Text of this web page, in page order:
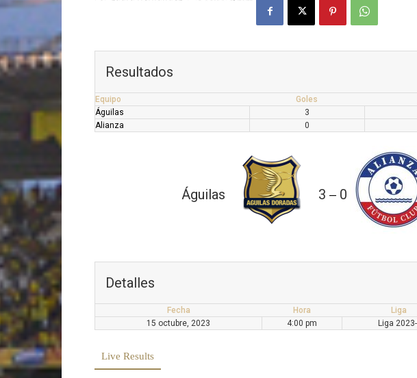
Resultados
Equipo Goles
Águilas
3
Alianza
0
Águilas 3 — 0
Detalles
Fecha Hora Liga
15 octubre, 2023
4:00 pm Liga
Live Results